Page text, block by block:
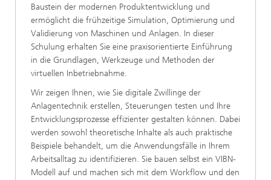
Baustein der modernen Produktentwicklung und
ermöglicht die frühzeitige Simulation, Optimierung und
Validierung von Maschinen und Anlagen. In dieser
Schulung erhalten Sie eine praxisorientierte Einführung
in die Grundlagen, Werkzeuge und Methoden der
virtuellen Inbetriebnahme.
Wir zeigen Ihnen, wie Sie digitale Zwillinge der
Anlagentechnik erstellen, Steuerungen testen und Ihre
Entwicklungsprozesse effizienter gestalten können. Dabei
werden sowohl theoretische Inhalte als auch praktische
Beispiele behandelt, um die Anwendungsfälle in Ihrem
Arbeitsalltag zu identifizieren. Sie bauen selbst ein VIBN-
Modell auf und machen sich mit dem Workflow und den